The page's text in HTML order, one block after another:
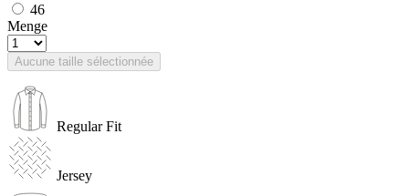
46
Menge
Aucune taille sélectionnée
Regular Fit
Jersey